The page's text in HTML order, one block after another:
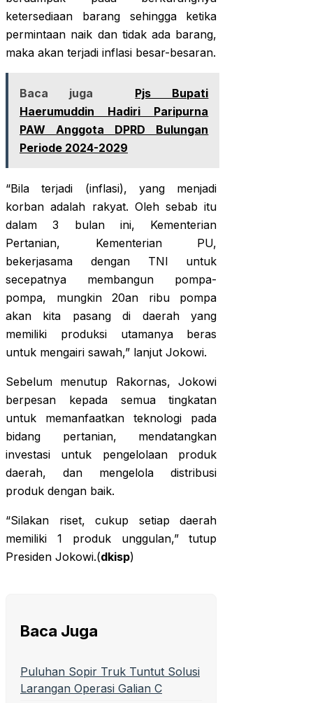
ketersediaan barang sehingga ketika
permintaan naik dan tidak ada barang,
maka akan terjadi inflasi besar-besaran.
Baca juga
Pjs Bupati
Haerumuddin Hadiri Paripurna
PAW Anggota DPRD Bulungan
Periode 2024-2029
“Bila terjadi (inflasi), yang menjadi
korban adalah rakyat. Oleh sebab itu
dalam 3 bulan ini, Kementerian
Pertanian, Kementerian PU,
bekerjasama dengan TNI untuk
secepatnya membangun pompa-
pompa, mungkin 20an ribu pompa
akan kita pasang di daerah yang
memiliki produksi utamanya beras
untuk mengairi sawah,” lanjut Jokowi.
Sebelum menutup Rakornas, Jokowi
berpesan kepada semua tingkatan
untuk memanfaatkan teknologi pada
bidang pertanian, mendatangkan
investasi untuk pengelolaan produk
daerah, dan mengelola distribusi
produk dengan baik.
“Silakan riset, cukup setiap daerah
memiliki 1 produk unggulan,” tutup
Presiden Jokowi.(dkisp)
Baca Juga
Puluhan Sopir Truk Tuntut Solusi
Larangan Operasi Galian C